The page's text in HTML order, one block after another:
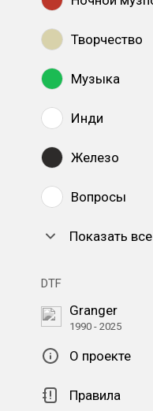
Творчество
Музыка
Инди
Железо
Вопросы
Показать все
DTF
Granger
1990 - 2025
О проекте
Правила